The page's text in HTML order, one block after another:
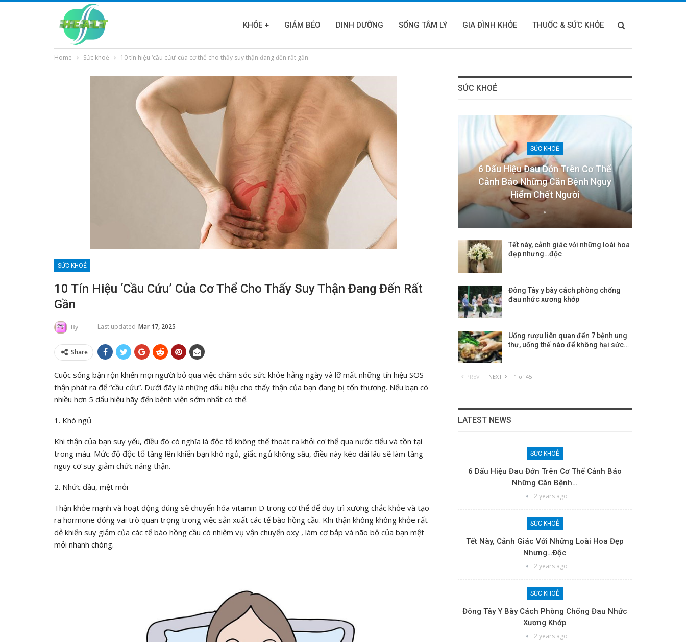
KHỎE + GIẢM BÉO DINH DƯỠNG SỐNG TÂM LÝ GIA ĐÌNH KHỎE THUỐC & SỨC KHỎE
Home Sức khoẻ 10 tín hiệu ‘cầu cứu’ của cơ thể cho thấy suy thận đang đến rất gần
SỨC KHOẺ
10 Tín Hiệu ‘cầu Cứu’ Của Cơ Thể Cho Thấy Suy Thận Đang Đến Rất
Gần
By Last updated Mar 17, 2025
Share
Cuộc sống bận rộn khiến mọi người bỏ qua việc chăm sóc sức khỏe hằng ngày và lỡ mất những tín hiệu SOS
thận phát ra để “cầu cứu”. Dưới đây là những dấu hiệu cho thấy thận của bạn đang bị tổn thương. Nếu bạn có
nhiều hơn 5 dấu hiệu hãy đến bệnh viện sớm nhất có thể.
1. Khó ngủ
Khi thận của bạn suy yếu, điều đó có nghĩa là độc tố không thể thoát ra khỏi cơ thể qua nước tiểu và tồn tại
trong máu. Mức độ độc tố tăng lên khiến bạn khó ngủ, giấc ngủ không sâu, điều này kéo dài lâu sẽ làm tăng
nguy cơ suy giảm chức năng thận.
2. Nhức đầu, mệt mỏi
Thận khỏe mạnh và hoạt động đúng sẽ chuyển hóa vitamin D trong cơ thể để duy trì xương chắc khỏe và tạo
ra hormone đóng vai trò quan trọng trong việc sản xuất các tế bào hồng cầu. Khi thận không không khỏe rất
dễ khiến suy giảm của các tế bào hồng cầu có nhiệm vụ vận chuyển oxy , làm cơ bắp và não bộ của bạn mệt
mỏi nhanh chóng.
SỨC KHOẺ
SỨC KHOẺ
6 Dấu Hiệu Đau Đớn Trên Cơ Thể
Cảnh Báo Những Căn Bệnh Nguy
Hiểm Chết Người
Tết này, cảnh giác với những loài hoa
đẹp nhưng…độc
Đông Tây y bày cách phòng chống
đau nhức xương khớp
Uống rượu liên quan đến 7 bệnh ung
thư, uống thế nào để không hại sức…
PREV NEXT 1 of 45
LATEST NEWS
SỨC KHOẺ
6 Dấu Hiệu Đau Đớn Trên Cơ Thể Cảnh Báo
Những Căn Bệnh…
2 years ago
SỨC KHOẺ
Tết Này, Cảnh Giác Với Những Loài Hoa Đẹp
Nhưng…độc
2 years ago
SỨC KHOẺ
Đông Tây Y Bày Cách Phòng Chống Đau Nhức
Xương Khớp
2 years ago